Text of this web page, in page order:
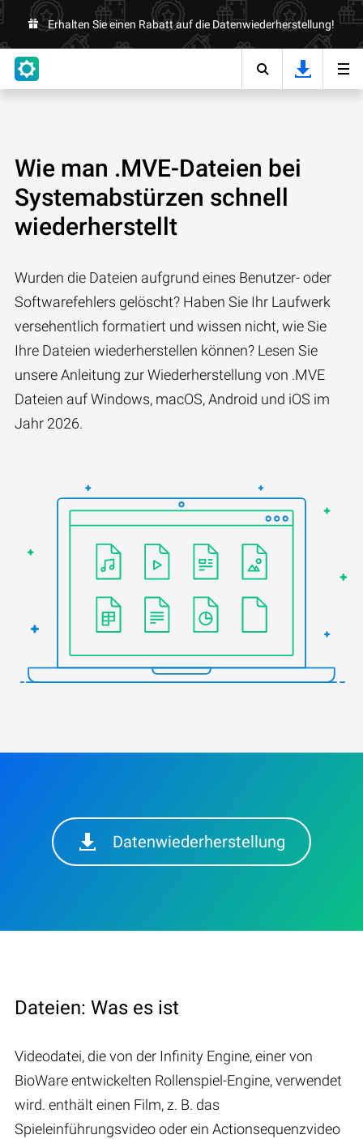
Erhalten Sie einen Rabatt auf die Datenwiederherstellung!
Wie man .MVE-Dateien bei
Systemabstürzen schnell
wiederherstellt
Wurden die Dateien aufgrund eines Benutzer- oder
Softwarefehlers gelöscht? Haben Sie Ihr Laufwerk
versehentlich formatiert und wissen nicht, wie Sie
Ihre Dateien wiederherstellen können? Lesen Sie
unsere Anleitung zur Wiederherstellung von .MVE
Dateien auf Windows, macOS, Android und iOS im
Jahr 2026.
Datenwiederherstellung
Dateien: Was es ist
Videodatei, die von der Infinity Engine, einer von
BioWare entwickelten Rollenspiel-Engine, verwendet
wird. enthält einen Film, z. B. das
Spieleinführungsvideo oder ein Actionsequenzvideo